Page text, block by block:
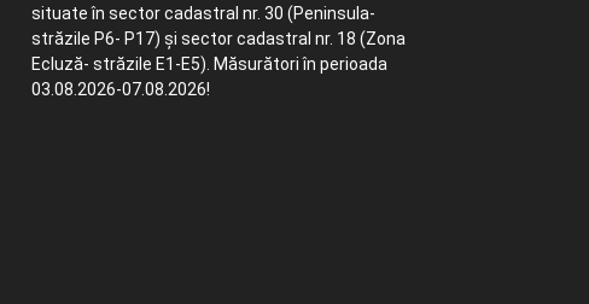
situate în sector cadastral nr. 30 (Peninsula-
străzile P6- P17) și sector cadastral nr. 18 (Zona
Ecluză- străzile E1-E5). Măsurători în perioada
03.08.2026-07.08.2026!